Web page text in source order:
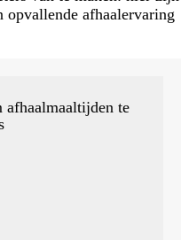
opvallende afhaalervaring
afhaalmaaltijden te